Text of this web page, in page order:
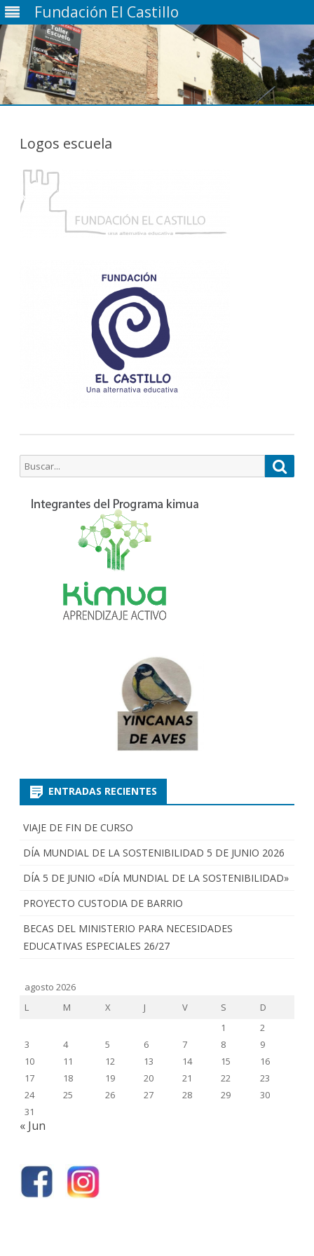
Fundación El Castillo
Logos escuela
Buscar
por:
ENTRADAS RECIENTES
VIAJE DE FIN DE CURSO
DÍA MUNDIAL DE LA SOSTENIBILIDAD 5 DE JUNIO 2026
DÍA 5 DE JUNIO «DÍA MUNDIAL DE LA SOSTENIBILIDAD»
PROYECTO CUSTODIA DE BARRIO
BECAS DEL MINISTERIO PARA NECESIDADES
EDUCATIVAS ESPECIALES 26/27
agosto 2026
L
M X J V S
D
1
2
3
4 5 6 7 8
9
10
11 12 13 14 15
16
17
18 19 20 21 22
23
24
25 26 27 28 29
30
31
« Jun